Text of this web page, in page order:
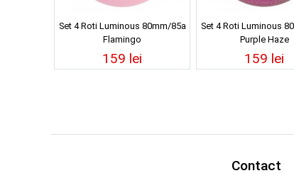
Set 4 Roti Luminous 80mm/85a
Flamingo
159 lei
Set 4 Roti Luminous
Purple Haze
159 lei
Contact